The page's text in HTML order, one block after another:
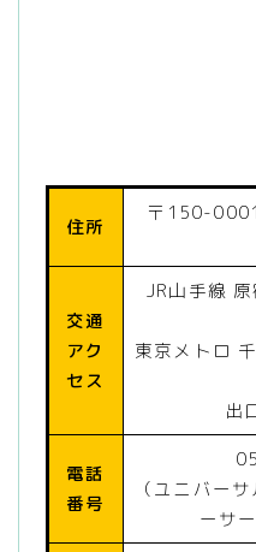
住所
〒150-
交通
アク
セス
JR山手線
東京メトロ
出
電話
番号
（ユニバー
ーサ